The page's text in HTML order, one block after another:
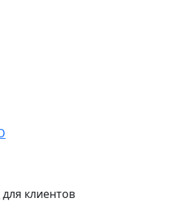
клиентов